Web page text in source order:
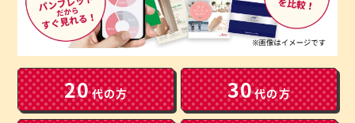
20代の方 30代の方